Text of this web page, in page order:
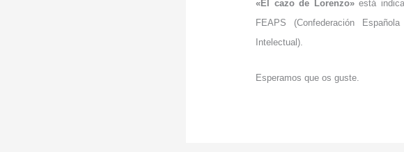
«El cazo de Lorenzo»está
FEAPS (Confederación
Intelectual).
Esperamos que os guste.